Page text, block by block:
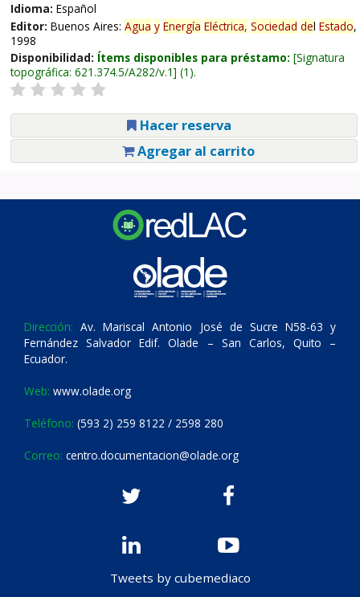
Idioma: Español
Editor: Buenos Aires: Agua y Energía Eléctrica, Sociedad del Estado,
1998
Disponibilidad: Ítems disponibles para préstamo: Signatura
topográfica: 621.374.5/A282/v.1 (1).
Hacer reserva
Agregar al carrito
Dirección: Av. Mariscal Antonio José de Sucre N58-63 y
Fernández Salvador Edif. Olade – San Carlos, Quito –
Ecuador.
Web: www.olade.org
Teléfono: (593 2) 259 8122 / 2598 280
Correo: centro.documentacion@olade.org
Tweets by cubemediaco